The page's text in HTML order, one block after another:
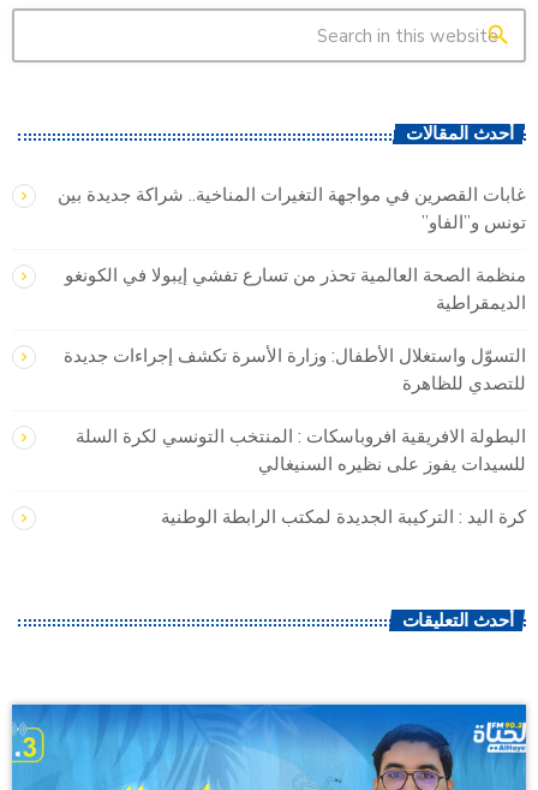
search
أحدث المقالات
غابات القصرين في مواجهة التغيرات المناخية.. شراكة جديدة بين
تونس و”الفاو”
منظمة الصحة العالمية تحذر من تسارع تفشي إيبولا في الكونغو
الديمقراطية
التسوّل واستغلال الأطفال: وزارة الأسرة تكشف إجراءات جديدة
للتصدي للظاهرة
البطولة الافريقية افروباسكات : المنتخب التونسي لكرة السلة
للسيدات يفوز على نظيره السنيغالي
كرة اليد : التركيبة الجديدة لمكتب الرابطة الوطنية
أحدث التعليقات